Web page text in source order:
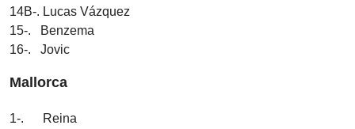
14B-. Lucas Vázquez
15-. Benzema
16-. Jovic
Mallorca
1-. Reina